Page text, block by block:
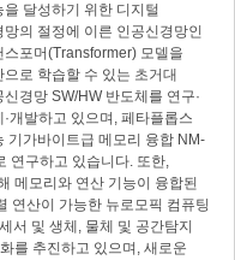
을 달성하기 위한 디지털
망의 절정에 이른 인공신경망인
스포머(Transformer) 모델을
으로 학습할 수 있는 초거대
신경망 SW/HW 반도체를 연구·
·개발하고 있으며, 페타플롭스
기가바이트급 메모리 융합 NM-
연구하고 있습니다. 또한,
메모리와 연산 기능이 융합된
연산이 가능한 뉴로모픽 컴퓨팅
서 및 생체, 물체 및 공간탐지
를 추진하고 있으며, 새로운